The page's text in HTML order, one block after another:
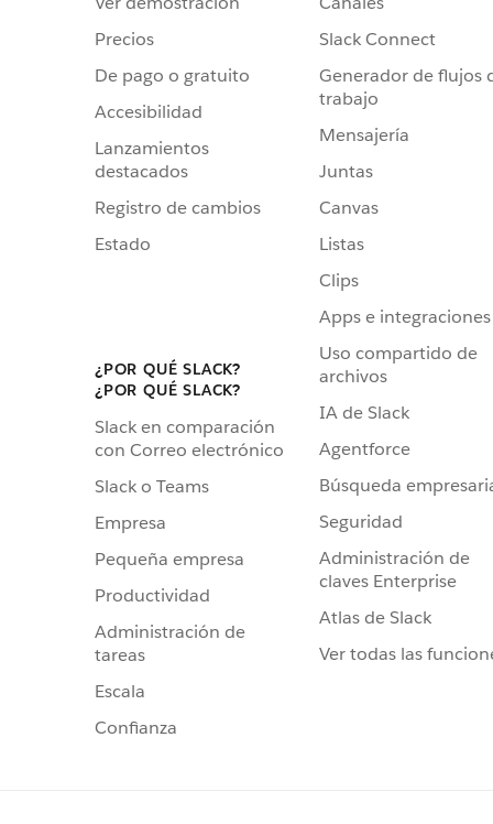
Precios
De pago o gratuito
Accesibilidad
Lanzamientos
destacados
Registro de cambios
Estado
¿POR QUÉ SLACK?
¿POR QUÉ SLACK?
Slack en comparación
con Correo electrónico
Slack o Teams
Empresa
Pequeña empresa
Productividad
Administración de
tareas
Escala
Confianza
Slack Connect
Generador de flujos
trabajo
Mensajería
Juntas
Canvas
Listas
Clips
Apps e integraciones
Uso compartido de
archivos
IA de Slack
Agentforce
Búsqueda
Seguridad
Administración de
claves Enterprise
Atlas de Slack
Ver todas las